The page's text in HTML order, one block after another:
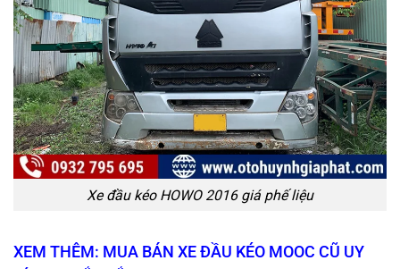
Xe đầu kéo HOWO 2016 giá phế liệu
XEM THÊM: MUA BÁN XE ĐẦU KÉO MOOC CŨ UY